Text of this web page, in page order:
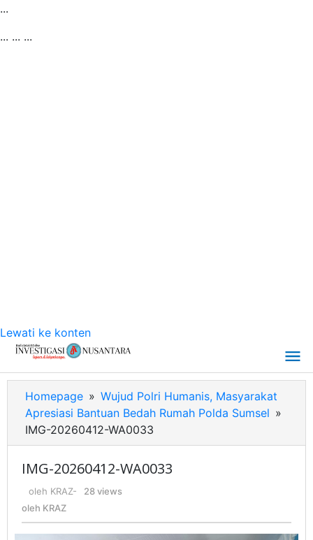
...
... ... ...
Lewati ke konten
Homepage » Wujud Polri Humanis, Masyarakat
Apresiasi Bantuan Bedah Rumah Polda Sumsel »
IMG-20260412-WA0033
IMG-20260412-WA0033
oleh KRAZ-
28 views
oleh KRAZ